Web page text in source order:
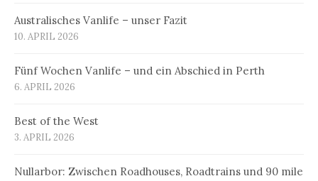
Australisches Vanlife – unser Fazit
10. APRIL 2026
Fünf Wochen Vanlife – und ein Abschied in Perth
6. APRIL 2026
Best of the West
3. APRIL 2026
Nullarbor: Zwischen Roadhouses, Roadtrains und 90 mile